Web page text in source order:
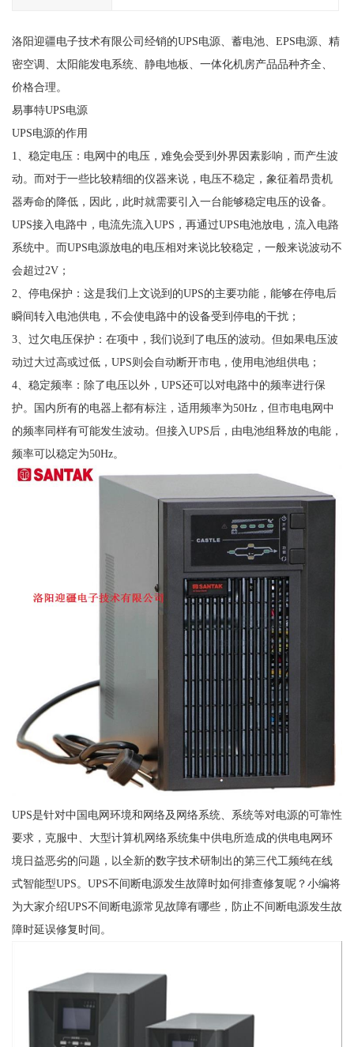
洛阳迎疆电子技术有限公司经销的UPS电源、蓄电池、EPS电源、精
密空调、太阳能发电系统、静电地板、一体化机房产品品种齐全、
价格合理。
易事特UPS电源
UPS电源的作用
1、稳定电压：电网中的电压，难免会受到外界因素影响，而产生波
动。而对于一些比较精细的仪器来说，电压不稳定，象征着昂贵机
器寿命的降低，因此，此时就需要引入一台能够稳定电压的设备。
UPS接入电路中，电流先流入UPS，再通过UPS电池放电，流入电路
系统中。而UPS电源放电的电压相对来说比较稳定，一般来说波动不
会超过2V；
2、停电保护：这是我们上文说到的UPS的主要功能，能够在停电后
瞬间转入电池供电，不会使电路中的设备受到停电的干扰；
3、过欠电压保护：在项中，我们说到了电压的波动。但如果电压波
动过大过高或过低，UPS则会自动断开市电，使用电池组供电；
4、稳定频率：除了电压以外，UPS还可以对电路中的频率进行保
护。国内所有的电器上都有标注，适用频率为50Hz，但市电电网中
的频率同样有可能发生波动。但接入UPS后，由电池组释放的电能，
频率可以稳定为50Hz。
UPS是针对中国电网环境和网络及网络系统、系统等对电源的可靠性
要求，克服中、大型计算机网络系统集中供电所造成的供电电网环
境日益恶劣的问题，以全新的数字技术研制出的第三代工频纯在线
式智能型UPS。UPS不间断电源发生故障时如何排查修复呢？小编将
为大家介绍UPS不间断电源常见故障有哪些，防止不间断电源发生故
障时延误修复时间。